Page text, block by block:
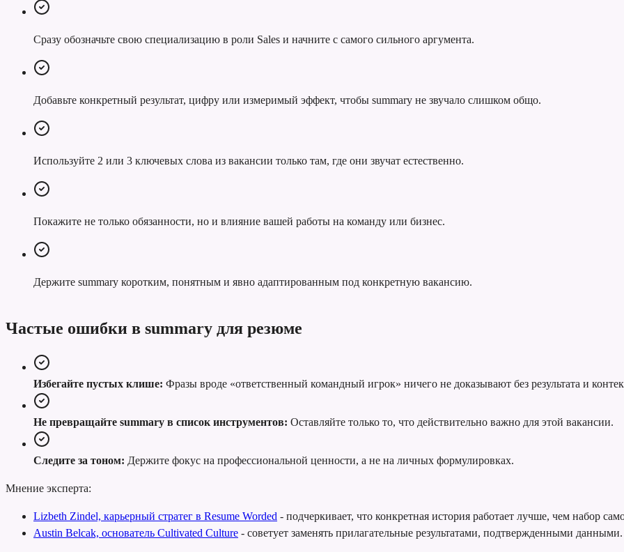
Сразу обозначьте свою специализацию в роли Sales и начните с самого сильного аргумента.
Добавьте конкретный результат, цифру или измеримый эффект, чтобы summary не звучало слишком общо.
Используйте 2 или 3 ключевых слова из вакансии только там, где они звучат естественно.
Покажите не только обязанности, но и влияние вашей работы на команду или бизнес.
Держите summary коротким, понятным и явно адаптированным под конкретную вакансию.
Частые ошибки в summary для резюме
Избегайте пустых клише: Фразы вроде «ответственный командный игрок» ничего не доказывают без результата и
Не превращайте summary в список инструментов: Оставляйте только то, что действительно важно для этой вакансии.
Следите за тоном: Держите фокус на профессиональной ценности, а не на личных формулировках.
Мнение эксперта:
Lizbeth Zindel, карьерный стратег в Resume Worded - подчеркивает, что конкретная история работает лучше, чем набор
Austin Belcak, основатель Cultivated Culture - советует заменять прилагательные результатами, подтвержденными данными.